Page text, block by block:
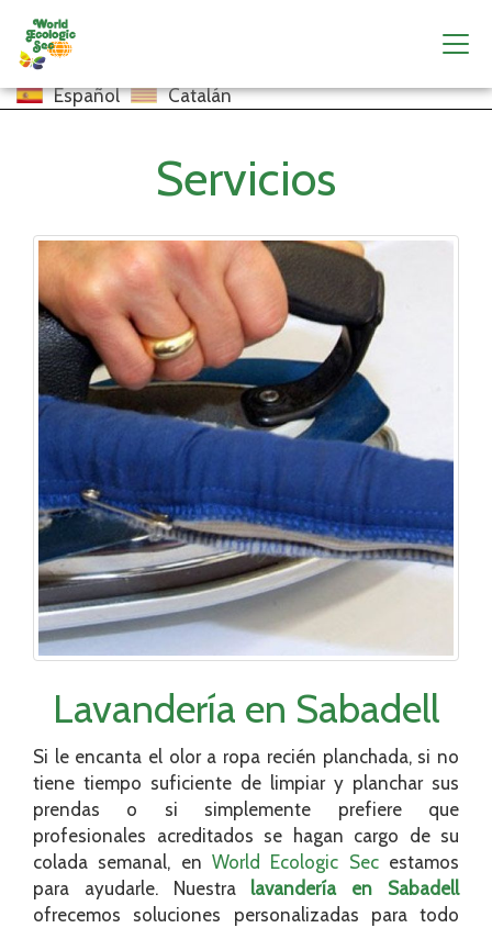
Español Catalán
Servicios
Lavandería en Sabadell
Si le encanta el olor a ropa recién planchada, si no
tiene tiempo suficiente de limpiar y planchar sus
prendas o si simplemente prefiere que
profesionales acreditados se hagan cargo de su
colada semanal, en World Ecologic Secestamos
para ayudarle. Nuestra lavandería en Sabadell
ofrecemos soluciones personalizadas para todo